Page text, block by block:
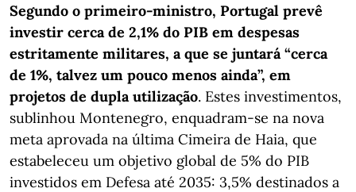
Segundo o primeiro-ministro, Portugal prevê
investir cerca de 2,1% do PIB em despesas
estritamente militares, a que se juntará “cerca
de 1%, talvez um pouco menos ainda”, em
projetos de dupla utilização. Estes investimentos,
sublinhou Montenegro, enquadram-se na nova
meta aprovada na última Cimeira de Haia, que
estabeleceu um objetivo global de 5% do PIB
investidos em Defesa até 2035: 3,5% destinados a